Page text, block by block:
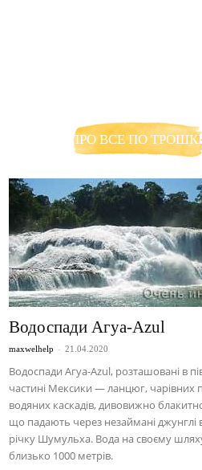
ПРО ВСЕ ПО
Водоспади Агуа-Azul
maxwelhelp - 21.04.2020
Водоспади Агуа-Azul, розташовані в
частині Мексики — ланцюг, чарівних
водяних каскадів, дивовижно
що падають через незаймані
річку Шумульха. Вода на своєму
близько 1000 метрів.